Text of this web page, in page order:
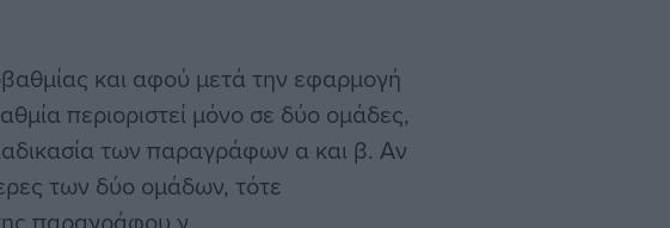
και αφού μετά την εφαρμογή
περιοριστεί μόνο σε δύο ομάδες,
των παραγράφων α και β. Αν
των δύο ομάδων, τότε